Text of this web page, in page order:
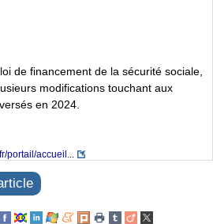
de financement de la sécurité sociale,
modifications touchant aux
en 2024.
portail/accueil...